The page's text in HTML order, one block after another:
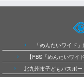
「めんたいワイド
【FBS「めんたいワイ
北九州市子どもパスポー